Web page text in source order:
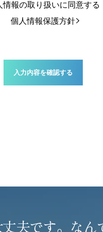
情報の取り扱いに同意する
個人情報保護方針
夫です。 なん